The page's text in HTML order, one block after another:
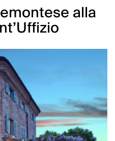
alla